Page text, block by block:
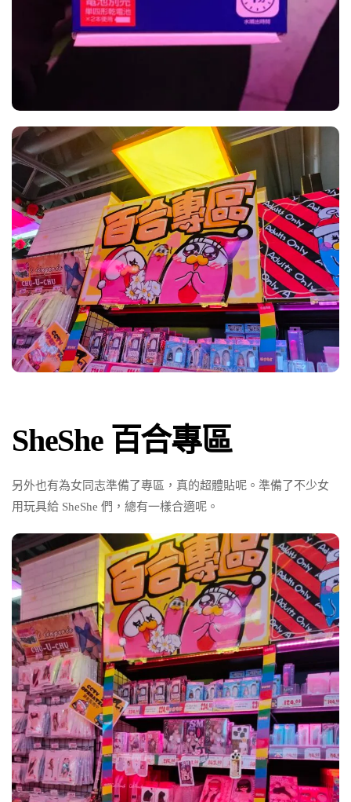
SheShe 百合專區
另外也有為女同志準備了專區，真的超體貼呢。準備了不少女
用玩具給 SheShe 們，總有一樣合適呢。